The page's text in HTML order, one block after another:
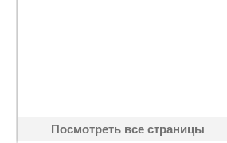
Посмотреть все страницы